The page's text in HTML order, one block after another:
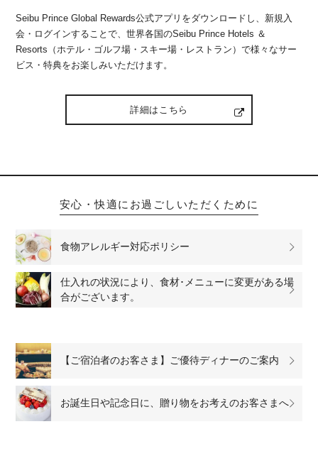
Seibu Prince Global Rewards公式アプリをダウンロードし、新規入
会・ログインすることで、世界各国のSeibu Prince Hotels ＆
Resorts（ホテル・ゴルフ場・スキー場・レストラン）で様々なサー
ビス・特典をお楽しみいただけます。
詳細はこちら
安心・快適にお過ごしいただくために
食物アレルギー対応ポリシー
仕入れの状況により、食材･メニューに変更がある場
合がございます。
【ご宿泊者のお客さま】ご優待ディナーのご案内
お誕生日や記念日に、贈り物をお考えのお客さまへ